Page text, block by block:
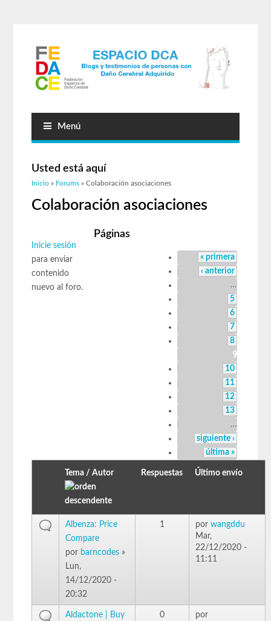
Menú
Usted está aquí
Inicio » Forums » Colaboración asociaciones
Colaboración asociaciones
Inicie sesión
para enviar
contenido
nuevo al foro.
Páginas
« primera
‹ anterior
…
5
6
7
8
9
10
11
12
13
…
siguiente ›
última »
Tema / Autor Respuestas Último envío
Albenza: Price
Compare
por barncodes »
Lun,
14/12/2020 -
20:32
1 porwangddu
Mar,
22/12/2020 -
11:11
Aldactone | Buy
0
por